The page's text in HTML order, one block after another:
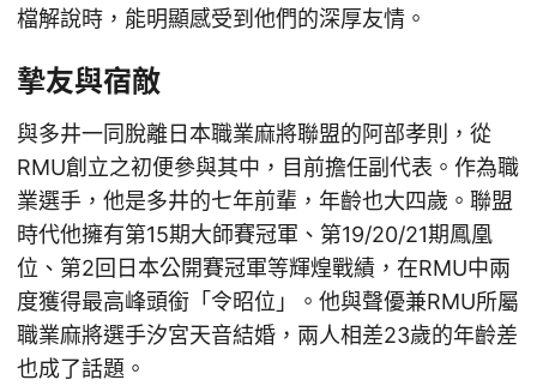
檔解說時，能明顯感受到他們的深厚友情。
摯友與宿敵
與多井一同脫離日本職業麻將聯盟的阿部孝則，從
RMU創立之初便參與其中，目前擔任副代表。作為職
業選手，他是多井的七年前輩，年齡也大四歲。聯盟
時代他擁有第15期大師賽冠軍、第19/20/21期鳳凰
位、第2回日本公開賽冠軍等輝煌戰績，在RMU中兩
度獲得最高峰頭銜「令昭位」。他與聲優兼RMU所屬
職業麻將選手汐宮天音結婚，兩人相差23歲的年齡差
也成了話題。